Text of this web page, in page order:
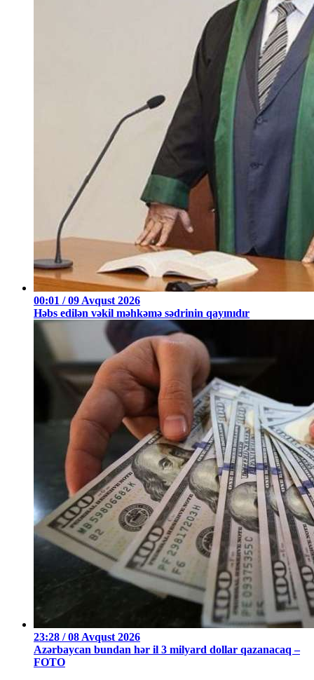
00:01 / 09 Avqust 2026
Həbs edilən vəkil məhkəmə sədrinin qayınıdır
23:28 / 08 Avqust 2026
Azərbaycan bundan hər il 3 milyard dollar qazanacaq –
FOTO